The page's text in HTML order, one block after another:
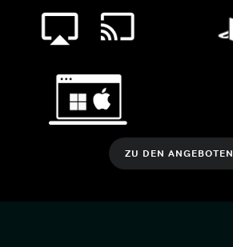
ZU DEN ANGEBOTEN